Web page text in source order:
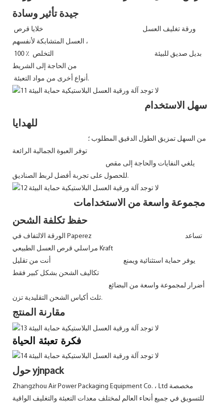
جيدة تأثير وسادة
العسل المتشابكة لأنفسهم ،
100 ٪ بديل صديق للبيئة التخلص
من الحاجة إلى الشريط
أنواع أخرى من مواد التعبئة.
سهل الاستخدام
للهدايا
من السهل تمزيق الطول الدقيق المطلوب ؛
توفر العبوة الجمالية الرائعة
يلغي النفايات والحاجة إلى مقص
للحصول على تجربة أفضل لربط الصناديق.
مجموعة واسعة من الاستخدامات
حفظ تكلفة الشحن
الورقة الالتفاف في Paperez تساعد
مراسلي قرص العسل الطبيعي Kraft
يوفر حماية استثنائية ويمنع أنت من تقليل
تكاليف الشحن بشكل كبير فقط
أضرار لمجموعة واسعة من البضائع
ثلث أكياس الشحن التقليدية تزن.
مقارنة المنتج
فكرة تعبئة الحياة
حول yjnpack
Zhangzhou Air Power Packaging Equipment Co. ، Ltd مخصصة
للتسويق في جميع أنحاء العالم لمختلف معدات التعبئة والتغليف الواقية